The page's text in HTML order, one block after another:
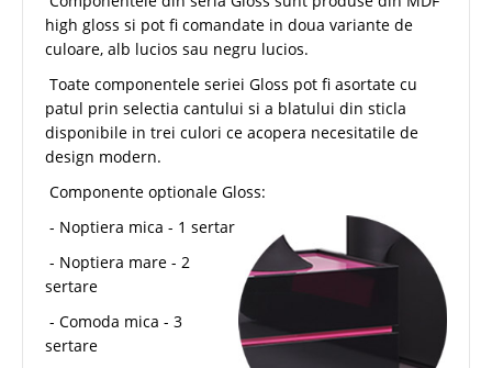
high gloss si pot fi comandate in doua variante de
culoare, alb lucios sau negru lucios.
Toate componentele seriei Gloss pot fi asortate cu
patul prin selectia cantului si a blatului din sticla
disponibile in trei culori ce acopera necesitatile de
design modern.
Componente optionale Gloss:
- Noptiera mica - 1 sertar
- Noptiera mare - 2
sertare
- Comoda mica - 3
sertare